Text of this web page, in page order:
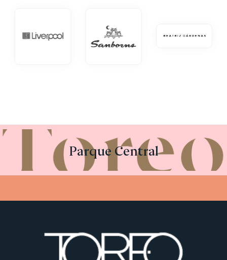
Parque Central